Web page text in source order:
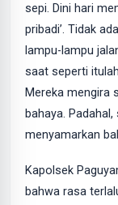
sepi. Dini hari
pribadi’. Tidak
lampu-lampu
saat seperti
Mereka mengira
bahaya.
menyamarkan
Kapolsek
bahwa rasa